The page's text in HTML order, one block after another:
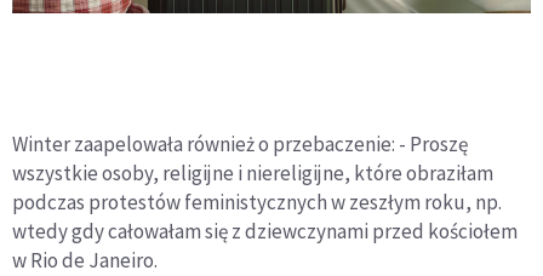
Winter zaapelowała również o przebaczenie: - Proszę
wszystkie osoby, religijne i niereligijne, które obraziłam
podczas protestów feministycznych w zeszłym roku, np.
wtedy gdy całowałam się z dziewczynami przed kościołem
w Rio de Janeiro.